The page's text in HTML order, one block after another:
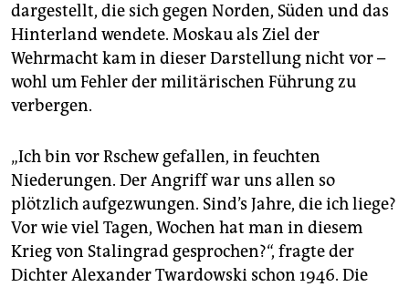
dargestellt, die sich gegen Norden, Süden und das
Hinterland wendete. Moskau als Ziel der
Wehrmacht kam in dieser Darstellung nicht vor –
wohl um Fehler der militärischen Führung zu
verbergen.
„Ich bin vor Rschew gefallen, in feuchten
Niederungen. Der Angriff war uns allen so
plötzlich aufgezwungen. Sind’s Jahre, die ich liege?
Vor wie viel Tagen, Wochen hat man in diesem
Krieg von Stalingrad gesprochen?“, fragte der
Dichter Alexander Twardowski schon 1946. Die